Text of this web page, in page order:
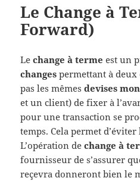
Le Change à
Forward)
Lechange à terme est un
changes permettant à
pas les mêmesdevises
et un client) de fixer à
pour une transaction se
temps. Cela permet
L’opération dechange à
fournisseur de s’assurer
reçevra donneront bien le